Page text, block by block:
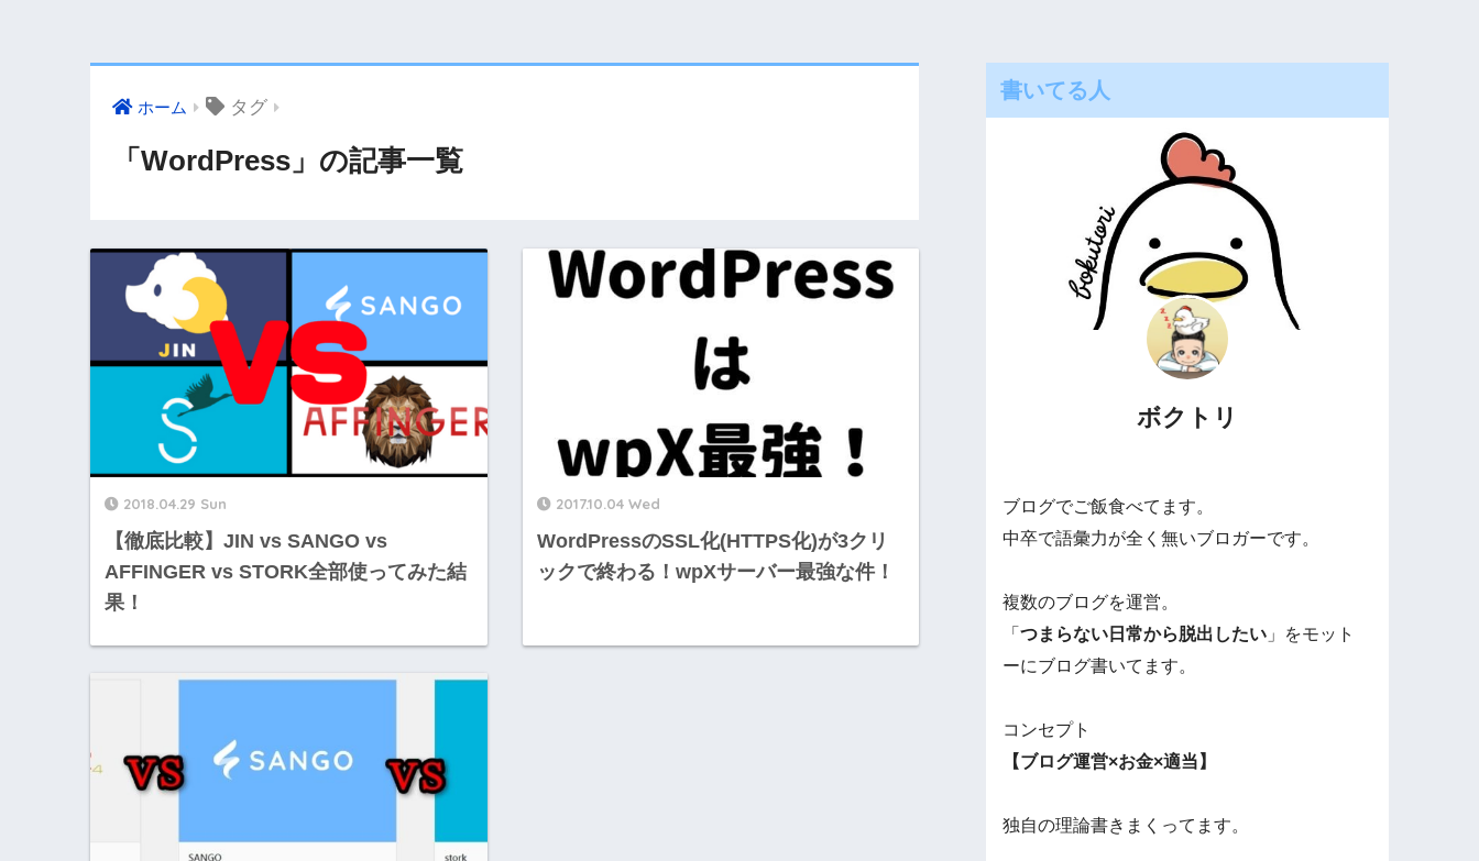
ホーム タグ
「WordPress」の記事一覧
2018.04.29 Sun
【徹底比較】JIN vs SANGO vs
AFFINGER vs STORK全部使ってみた結
果！
2017.10.04 Wed
WordPressのSSL化(HTTPS化)が3クリ
ックで終わる！wpXサーバー最強な件！
書いてる人
ボクトリ
ブログでご飯食べてます。
中卒で語彙力が全く無いブロガーです。
複数のブログを運営。
「つまらない日常から脱出したい 」をモット
ーにブログ書いてます。
コンセプト
【ブログ運営×お金×適当】
独自の理論書きまくってます。